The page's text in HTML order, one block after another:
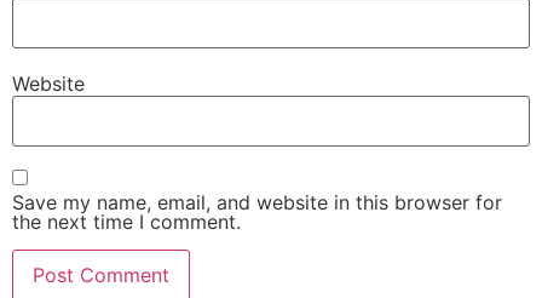
Website
Save my name, email, and website in this browser for
the next time I comment.